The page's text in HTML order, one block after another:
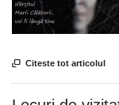
 Citeste tot articolul